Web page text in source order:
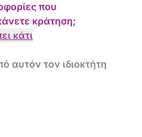
που
κράτηση;
κάτι
αυτόν τον ιδιοκτήτη